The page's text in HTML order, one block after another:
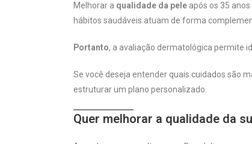
Melhorar a qualidade da pele após os 35
hábitos saudáveis atuam de forma
Portanto, a avaliação dermatológica permite
Se você deseja entender quais cuidados são
estruturar um plano personalizado.
Quer melhorar a qualidade da